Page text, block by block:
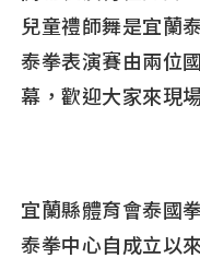
兒童禮師舞是宜蘭
泰拳表演賽由兩位
幕，歡迎大家來現
宜蘭縣體育會泰國
泰拳中心自成立以